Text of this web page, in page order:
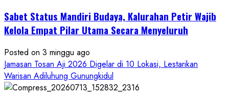
Nasional,
Ruwatan
Petilasan
Sendangwangi
Mohon
Restu
Sabet Status Mandiri Budaya, Kalurahan Petir Wajib
Kelola Empat Pilar Utama Secara Menyeluruh
Posted on 3 minggu ago
Jamasan Tosan Aji 2026 Digelar di 10 Lokasi, Lestarikan
Warisan Adiluhung Gunungkidul